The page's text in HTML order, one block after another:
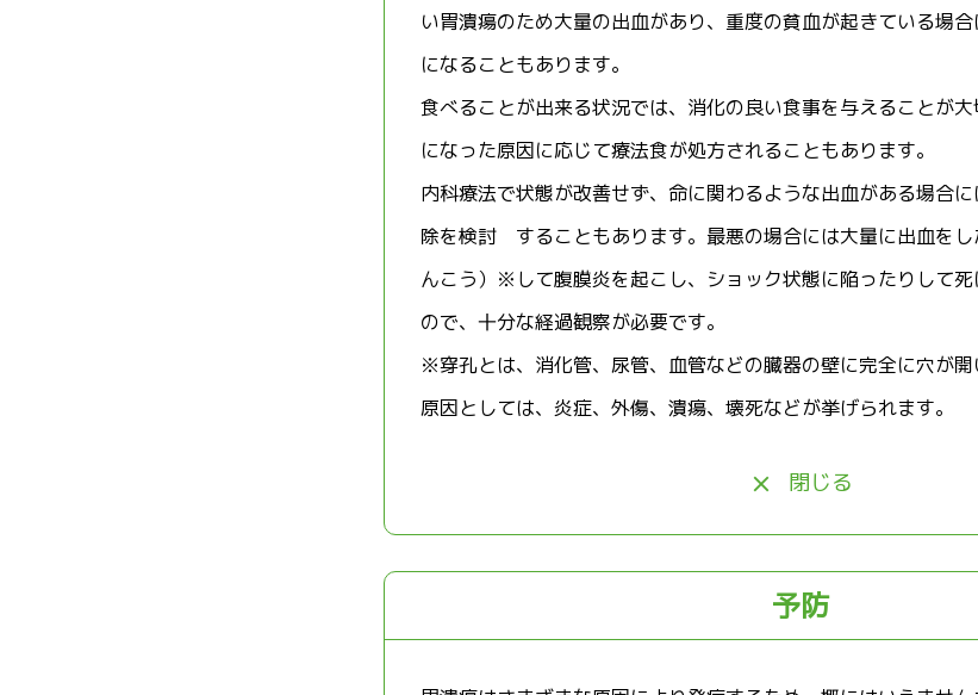
い胃潰瘍のため大量の出血があり、重度の貧血が起きている場
になることもあります。
食べることが出来る状況では、消化の良い食事を与えることが
になった原因に応じて療法食が処方されることもあります。
内科療法で状態が改善せず、命に関わるような出血がある場合
除を検討 することもあります。最悪の場合には大量に出血をし
んこう）※して腹膜炎を起こし、ショック状態に陥ったりして
ので、十分な経過観察が必要です。
※穿孔とは、消化管、尿管、血管などの臓器の壁に完全に穴が開
原因としては、炎症、外傷、潰瘍、壊死などが挙げられます。
閉じる
予防